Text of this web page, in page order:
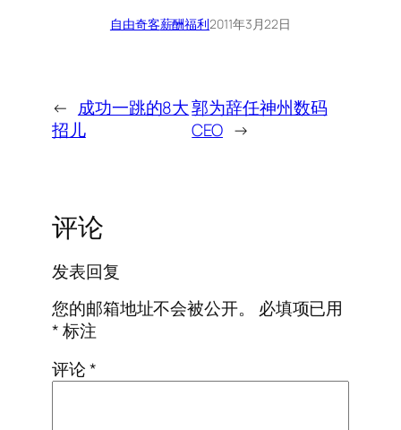
自由奇客薪酬福利2011年3月22日
← 成功一跳的8大
招儿
郭为辞任神州数码
CEO →
评论
发表回复
您的邮箱地址不会被公开。
必填项已用
*标注
评论*